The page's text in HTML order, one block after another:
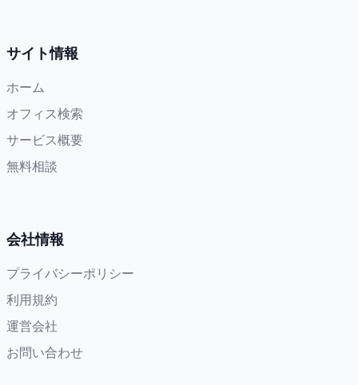
サイト情報
ホーム
オフィス検索
サービス概要
無料相談
会社情報
プライバシーポリシー
利用規約
運営会社
お問い合わせ